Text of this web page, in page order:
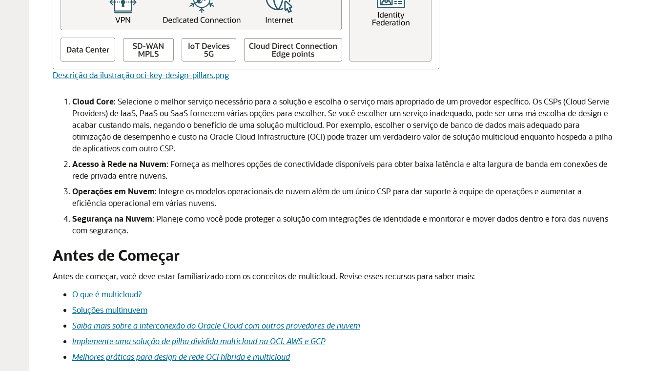
Descrição da ilustração oci-key-design-pillars.png
Cloud Core: Selecione o melhor serviço necessário para a solução e escolha o serviço mais apropriado de um provedor específico. Os CSPs (Cloud Servie
Providers) de IaaS, PaaS ou SaaS fornecem várias opções para escolher. Se você escolher um serviço inadequado, pode ser uma má escolha de design e
acabar custando mais, negando o benefício de uma solução multicloud. Por exemplo, escolher o serviço de banco de dados mais adequado para
otimização de desempenho e custo na Oracle Cloud Infrastructure (OCI) pode trazer um verdadeiro valor de solução multicloud enquanto hospeda a pilha
de aplicativos com outro CSP.
Acesso à Rede na Nuvem: Forneça as melhores opções de conectividade disponíveis para obter baixa latência e alta largura de banda em conexões de
rede privada entre nuvens.
Operações em Nuvem: Integre os modelos operacionais de nuvem além de um único CSP para dar suporte à equipe de operações e aumentar a
eficiência operacional em várias nuvens.
Segurança na Nuvem: Planeje como você pode proteger a solução com integrações de identidade e monitorar e mover dados dentro e fora das nuvens
com segurança.
Antes de Começar
Antes de começar, você deve estar familiarizado com os conceitos de multicloud. Revise esses recursos para saber mais:
O que é multicloud?
Soluções multinuvem
Saiba mais sobre a interconexão do Oracle Cloud com outros provedores de nuvem
Implemente uma solução de pilha dividida multicloud na OCI, AWS e GCP
Melhores práticas para design de rede OCI híbrida e multicloud